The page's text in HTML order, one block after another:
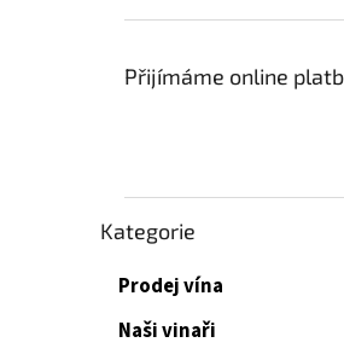
Přijímáme online
Přeskočit
kategorie
Kategorie
Prodej vína
Naši vinaři